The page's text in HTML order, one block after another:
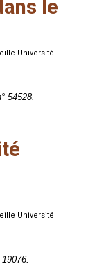
le
Université
54528.
Université